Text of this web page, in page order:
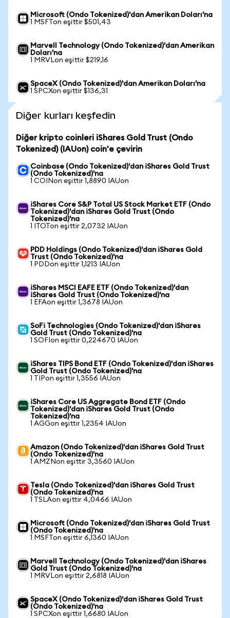
Microsoft (Ondo Tokenized)'dan Amerikan Doları'na
1 MSFTon eşittir $501,43
Marvell Technology (Ondo Tokenized)'dan Amerikan
Doları'na
1 MRVLon eşittir $219,16
SpaceX (Ondo Tokenized)'dan Amerikan Doları'na
1 SPCXon eşittir $136,31
Diğer kurları keşfedin
Diğer kripto coinleri iShares Gold Trust (Ondo
Tokenized) (IAUon) coin'e çevirin
Coinbase (Ondo Tokenized)'dan iShares Gold Trust
(Ondo Tokenized)'na
1 COINon eşittir 1,8890 IAUon
iShares Core S&P Total US Stock Market ETF (Ondo
Tokenized)'dan iShares Gold Trust (Ondo
Tokenized)'na
1 ITOTon eşittir 2,0732 IAUon
PDD Holdings (Ondo Tokenized)'dan iShares Gold
Trust (Ondo Tokenized)'na
1 PDDon eşittir 1,1213 IAUon
iShares MSCI EAFE ETF (Ondo Tokenized)'dan
iShares Gold Trust (Ondo Tokenized)'na
1 EFAon eşittir 1,3678 IAUon
SoFi Technologies (Ondo Tokenized)'dan iShares
Gold Trust (Ondo Tokenized)'na
1 SOFIon eşittir 0,224670 IAUon
iShares TIPS Bond ETF (Ondo Tokenized)'dan iShares
Gold Trust (Ondo Tokenized)'na
1 TIPon eşittir 1,3556 IAUon
iShares Core US Aggregate Bond ETF (Ondo
Tokenized)'dan iShares Gold Trust (Ondo
Tokenized)'na
1 AGGon eşittir 1,2354 IAUon
Amazon (Ondo Tokenized)'dan iShares Gold Trust
(Ondo Tokenized)'na
1 AMZNon eşittir 3,3560 IAUon
Tesla (Ondo Tokenized)'dan iShares Gold Trust
(Ondo Tokenized)'na
1 TSLAon eşittir 4,0466 IAUon
Microsoft (Ondo Tokenized)'dan iShares Gold Trust
(Ondo Tokenized)'na
1 MSFTon eşittir 6,1360 IAUon
Marvell Technology (Ondo Tokenized)'dan iShares
Gold Trust (Ondo Tokenized)'na
1 MRVLon eşittir 2,6818 IAUon
SpaceX (Ondo Tokenized)'dan iShares Gold Trust
(Ondo Tokenized)'na
1 SPCXon eşittir 1,6680 IAUon